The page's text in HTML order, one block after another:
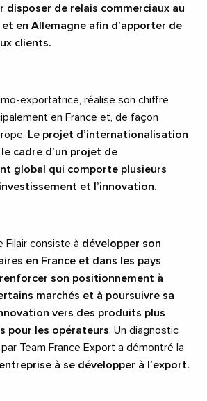
disposer de relais commerciaux au
et en Allemagne afin d’apporter de
clients.
exportatrice, réalise son chiffre
en France et, de façon
Le projet d’internationalisation
cadre d’un projet de
global qui comporte plusieurs
et l’innovation.
Filair consiste à développer son
en France et dans les pays
son positionnement à
marchés et à poursuivre sa
vers des produits plus
pour les opérateurs. Un diagnostic
Team France Export a démontré la
à se développer à l’export.